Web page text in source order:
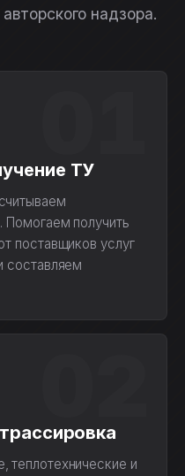
надзора.
ТУ
Помогаем получить
поставщиков услуг
составляем
теплотехнические и